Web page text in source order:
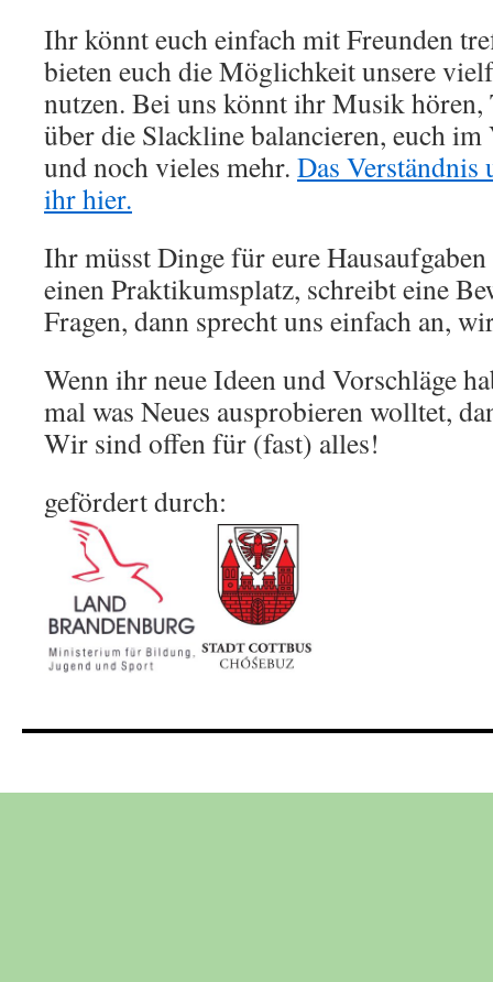
Ihr könnt euch einfach mit Freunden
bieten euch die Möglichkeit unsere
nutzen. Bei uns könnt ihr Musik hören,
über die Slackline balancieren, euch
und noch vieles mehr. Das
ihr hier.
Ihr müsst Dinge für eure
einen Praktikumsplatz, schreibt eine
Fragen, dann sprecht uns einfach an,
Wenn ihr neue Ideen und Vorschläge
mal was Neues ausprobieren wolltet,
Wir sind offen für (fast) alles!
gefördert durch: